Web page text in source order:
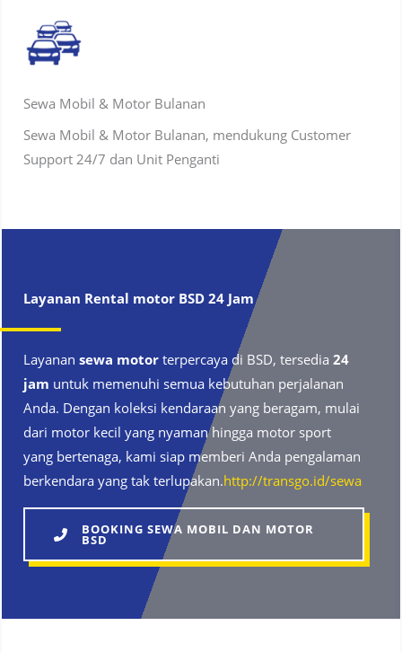
Sewa Mobil & Motor Bulanan
Sewa Mobil & Motor Bulanan, mendukung Customer
Support 24/7 dan Unit Penganti
Layanan Rental motor BSD 24 Jam
Layanansewa motor terpercaya di BSD, tersedia24
jam untuk memenuhi semua kebutuhan perjalanan
Anda. Dengan koleksi kendaraan yang beragam, mulai
dari motor kecil yang nyaman hingga motor sport
yang bertenaga, kami siap memberi Anda pengalaman
berkendara yang tak terlupakan.http://transgo.id/sewa
BOOKING SEWA MOBIL DAN MOTOR
BSD